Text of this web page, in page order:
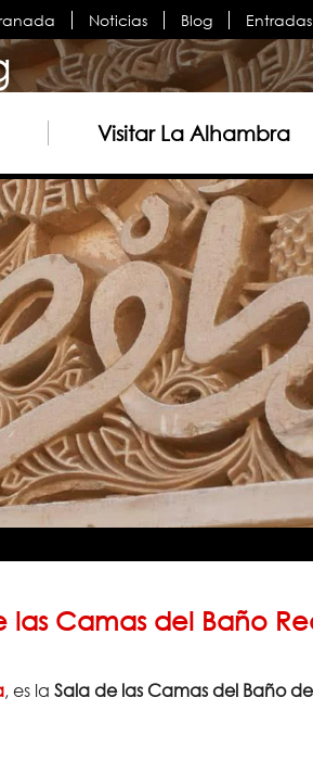
Noticias Blog
Visitar La Alhambra
Camas del Baño
, es laSala de las Camas del Baño